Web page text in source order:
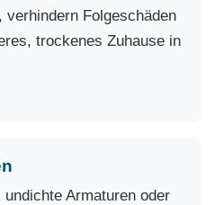
verhindern Folgeschäden
trockenes Zuhause in
Armaturen oder